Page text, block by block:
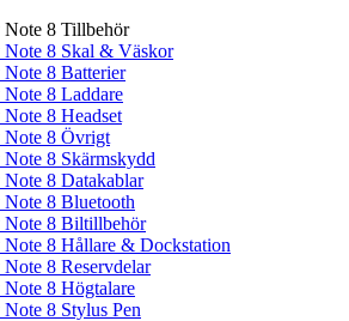
Note 8 Tillbehör
Note 8 Skal & Väskor
Note 8 Batterier
Note 8 Laddare
8 Headset
Note 8 Övrigt
8 Skärmskydd
Note 8 Datakablar
Note 8 Bluetooth
Note 8 Biltillbehör
Note 8 Hållare & Dockstation
8 Reservdelar
Note 8 Högtalare
8 Stylus Pen